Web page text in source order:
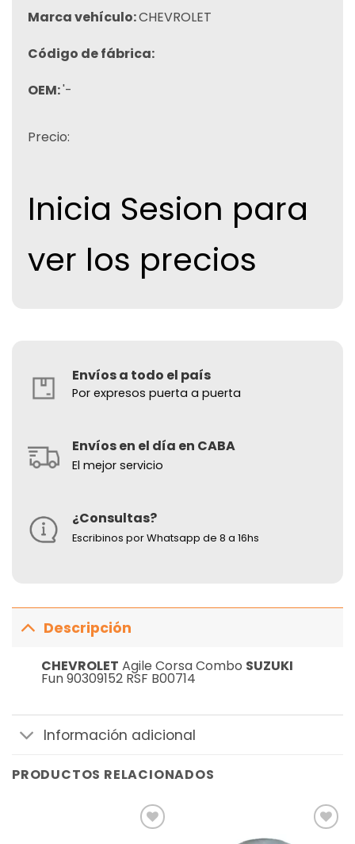
Marca vehículo:CHEVROLET
Código de fábrica:
OEM:'-
Precio:
Inicia Sesion para
ver los precios
Envíos a todo el país
Por expresos puerta a puerta
Envíos en el día en CABA
El mejor servicio
¿Consultas?
Escribinos por Whatsapp de 8 a 16hs
Descripción
CHEVROLET Agile Corsa Combo SUZUKI
Fun 90309152 RSF B00714
Información adicional
PRODUCTOS RELACIONADOS